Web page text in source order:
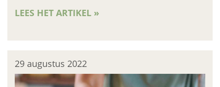
LEES HET ARTIKEL »
29 augustus 2022